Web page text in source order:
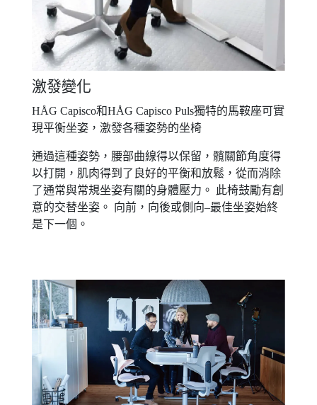
激發變化
HÅG Capisco和HÅG Capisco Puls獨特的馬鞍座可實
現平衡坐姿，激發各種姿勢的坐椅
通過這種姿勢，腰部曲線得以保留，髖關節角度得
以打開，肌肉得到了良好的平衡和放鬆，從而消除
了通常與常規坐姿有關的身體壓力。 此椅鼓勵有創
意的交替坐姿。 向前，向後或側向–最佳坐姿始終
是下一個。